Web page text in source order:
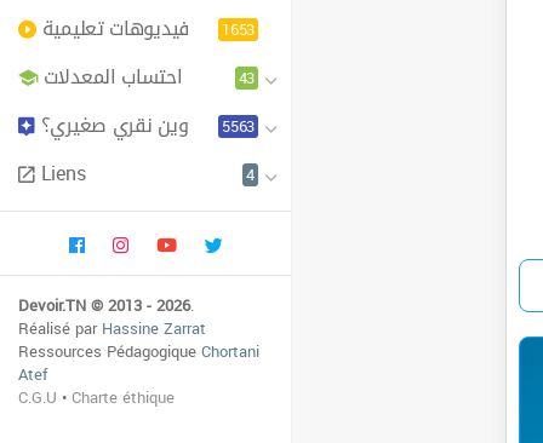
فيديوهات تعليمية 1653
احتساب المعدلات 43
وين نقري صغيري؟ 5563
Liens 4
Devoir.TN © 2013 - 2026.
Réalisé parHassine Zarrat
Ressources PédagogiqueChortani
Atef
C.G.U •Charte éthique